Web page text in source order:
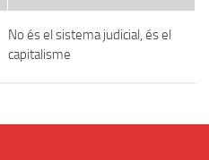
No és el sistema judicial, és el
capitalisme